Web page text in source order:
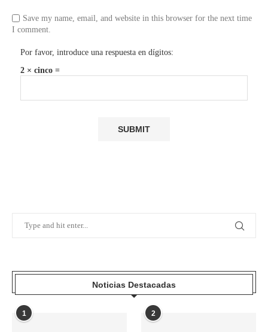
Save my name, email, and website in this browser for the next time
I comment.
Por favor, introduce una respuesta en dígitos:
2 × cinco =
Noticias Destacadas
1 2